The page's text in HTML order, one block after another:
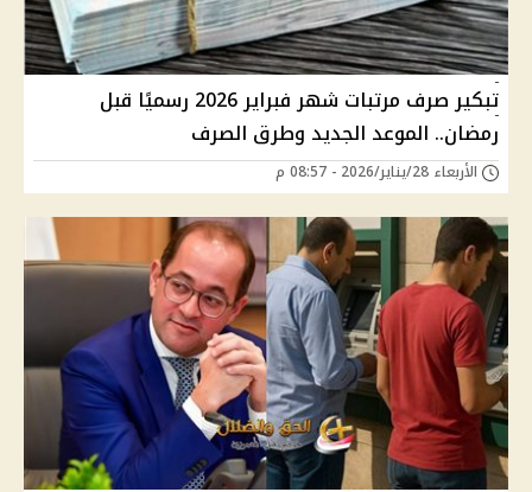
تبكير صرف مرتبات شهر فبراير 2026 رسميًا قبل
رمضان.. الموعد الجديد وطرق الصرف
الأربعاء 28/يناير/2026 - 08:57 م